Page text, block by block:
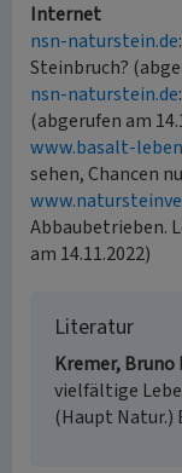
Internet
nsn-naturstein.de
Steinbruch?
nsn-naturstein.de
(abgerufen am
www.basalt-
sehen, Chancen
Abbaubetrieben.
am 14.11.2022)
Literatur
Kremer, Bruno
vielfältige
(Haupt Natur.)